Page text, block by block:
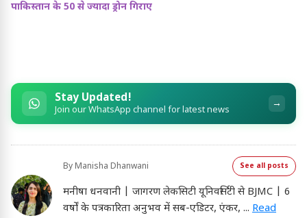
पाकिस्तान के 50 से ज्यादा ड्रोन गिराए
Stay Updated!
Join our WhatsApp channel for latest news →
By Manisha Dhanwani See all posts
मनीषा धनवानी | जागरण लेकसिटी यूनिवर्सिटी से BJMC | 6
वर्षों के पत्रकारिता अनुभव में सब-एडिटर, एंकर, ... Read